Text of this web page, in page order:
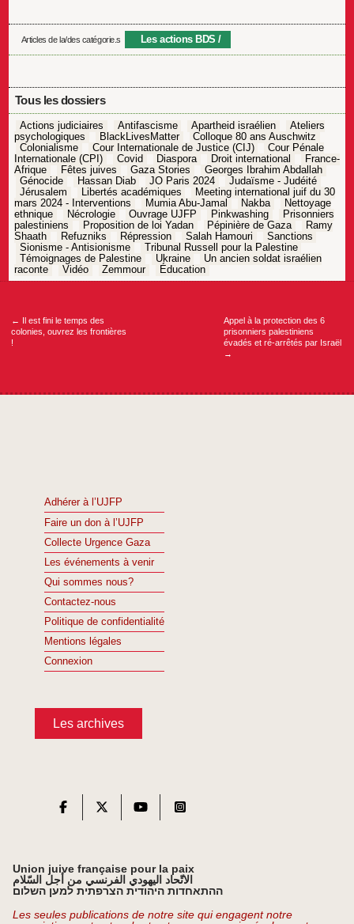
Articles de la/des catégorie.s Les actions BDS
Tous les dossiers
Actions judiciaires Antifascisme Apartheid israélien
Ateliers
psychologiques
BlackLivesMatter
Colloque 80 ans Auschwitz
Colonialisme
Cour Internationale de Justice (CIJ)
Cour Pénale
Internationale (CPI)
Covid Diaspora Droit international
France-
Afrique
Fêtes juives Gaza Stories
Georges Ibrahim Abdallah
Génocide
Hassan Diab JO Paris 2024
Judaïsme - Judéité
Jérusalem
Libertés académiques
Meeting international juif du 30
mars 2024 - Interventions
Mumia Abu-Jamal Nakba
Nettoyage
ethnique
Nécrologie Ouvrage UJFP Pinkwashing
Prisonniers
palestiniens
Proposition de loi Yadan Pépinière de Gaza
Ramy
Shaath
Refuzniks Répression Salah Hamouri
Sanctions
Sionisme - Antisionisme
Tribunal Russell pour la Palestine
Témoignages de Palestine
Ukraine
Un ancien soldat israélien
raconte
Vidéo Zemmour Éducation
Navigation
← Il est fini le temps des
colonies, ouvrez les frontières
!
Appel à la protection des 6
prisonniers palestiniens
évadés et ré-arrêtés par Israël
→
Adhérer à l’UJFP
Faire un don à l’UJFP
Collecte Urgence Gaza
Les événements à venir
Qui sommes nous?
Contactez-nous
Politique de confidentialité
Mentions légales
Connexion
Les archives
Union juive française pour la paix
الاتّحاد اليهودي الفرنسي من أجل السّلام
ההתאחדות היהודית הצרפתית למען השלום
Les seules publications de notre site qui engagent notre